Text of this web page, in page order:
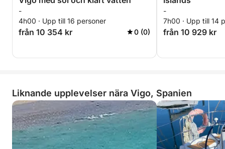
-
4h00 · Upp till 16 personer
från 10 354 kr 0 (0)
-
7h00 · Upp till 14
från 10 929 kr
Liknande upplevelser nära Vigo, Spanien